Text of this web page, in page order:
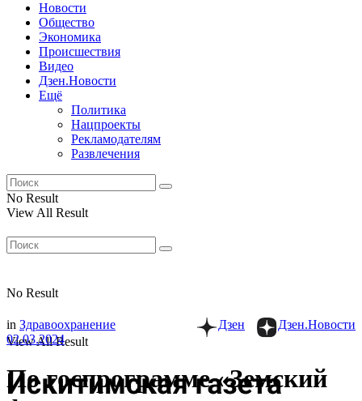
Новости
Общество
Экономика
Происшествия
Видео
Дзен.Новости
Ещё
Политика
Нацпроекты
Рекламодателям
Развлечения
No Result
View All Result
No Result
View All Result
Дзен.Новости
Дзен
in Здравоохранение
02.03.2024
По госпрограмме «Земский